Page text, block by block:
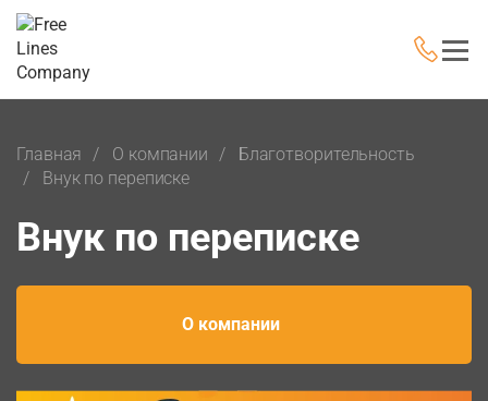
Главная О компании
Благотворительность
Внук по переписке
Внук по переписке
О компании